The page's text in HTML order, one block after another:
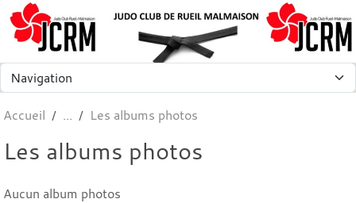
Accueil Les albums photos
Les albums photos
Aucun album photos
Panneau de gestion des cookies